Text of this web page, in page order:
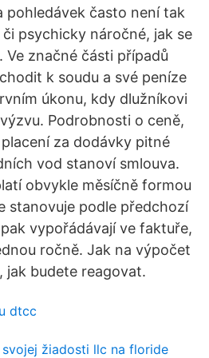
pohledávek často není tak
psychicky náročné, jak se
Ve značné části případů
k soudu a své peníze
úkonu, kdy dlužníkovi
Podrobnosti o ceně,
za dodávky pitné
vod stanoví smlouva.
obvykle měsíčně formou
stanovuje podle předchozí
vypořádávají ve faktuře,
ročně. Jak na výpočet
jak budete reagovat.
dtcc
žiadosti llc na floride